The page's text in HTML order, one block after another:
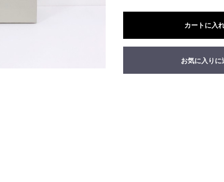
カートに入
お気に入りに